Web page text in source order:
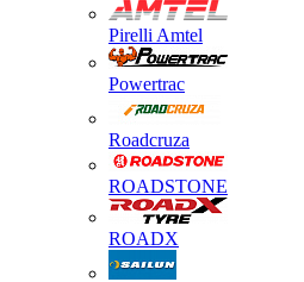
Pirelli Amtel
Powertrac
Roadcruza
ROADSTONE
ROADX